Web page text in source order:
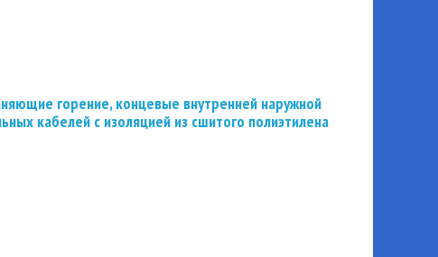
горение, концевые внутренней наружной
кабелей с изоляцией из сшитого полиэтилена